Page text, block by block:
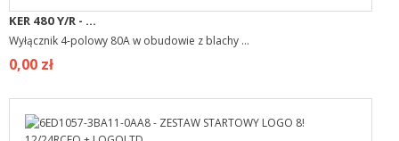
KER 480 Y/R - ...
Wyłącznik 4-polowy 80A w obudowie z blachy ...
0,00 zł